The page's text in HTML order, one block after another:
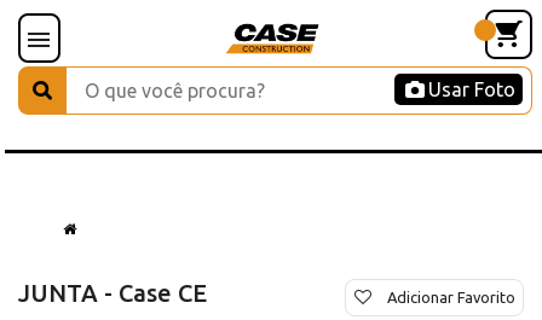
Usar Foto
JUNTA - Case CE Adicionar Favorito